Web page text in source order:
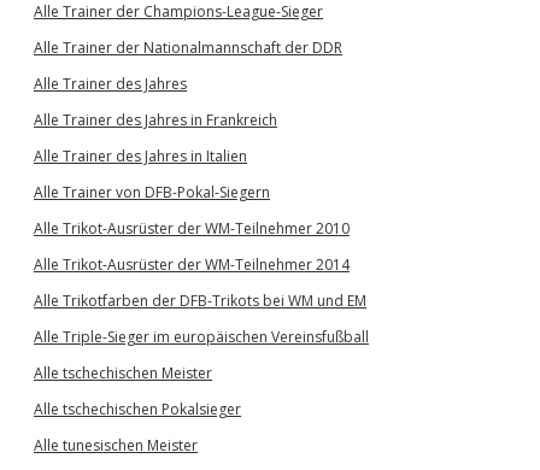
Alle Trainer der Champions-League-Sieger
Alle Trainer der Nationalmannschaft der DDR
Alle Trainer des Jahres
Alle Trainer des Jahres in Frankreich
Alle Trainer des Jahres in Italien
Alle Trainer von DFB-Pokal-Siegern
Alle Trikot-Ausrüster der WM-Teilnehmer 2010
Alle Trikot-Ausrüster der WM-Teilnehmer 2014
Alle Trikotfarben der DFB-Trikots bei WM und EM
Alle Triple-Sieger im europäischen Vereinsfußball
Alle tschechischen Meister
Alle tschechischen Pokalsieger
Alle tunesischen Meister